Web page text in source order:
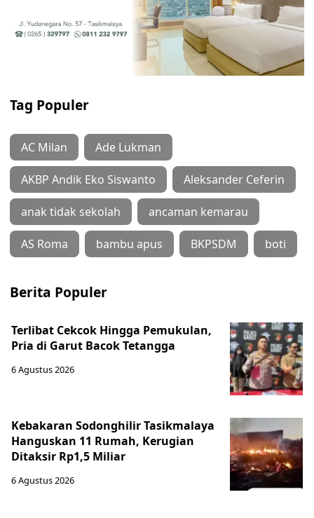
Tag Populer
AC Milan Ade Lukman
AKBP Andik Eko Siswanto Aleksander Ceferin
anak tidak sekolah ancaman kemarau
AS Roma bambu apus BKPSDM boti
Berita Populer
Terlibat Cekcok Hingga Pemukulan,
Pria di Garut Bacok Tetangga
6 Agustus 2026
Kebakaran Sodonghilir Tasikmalaya
Hanguskan 11 Rumah, Kerugian
Ditaksir Rp1,5 Miliar
6 Agustus 2026